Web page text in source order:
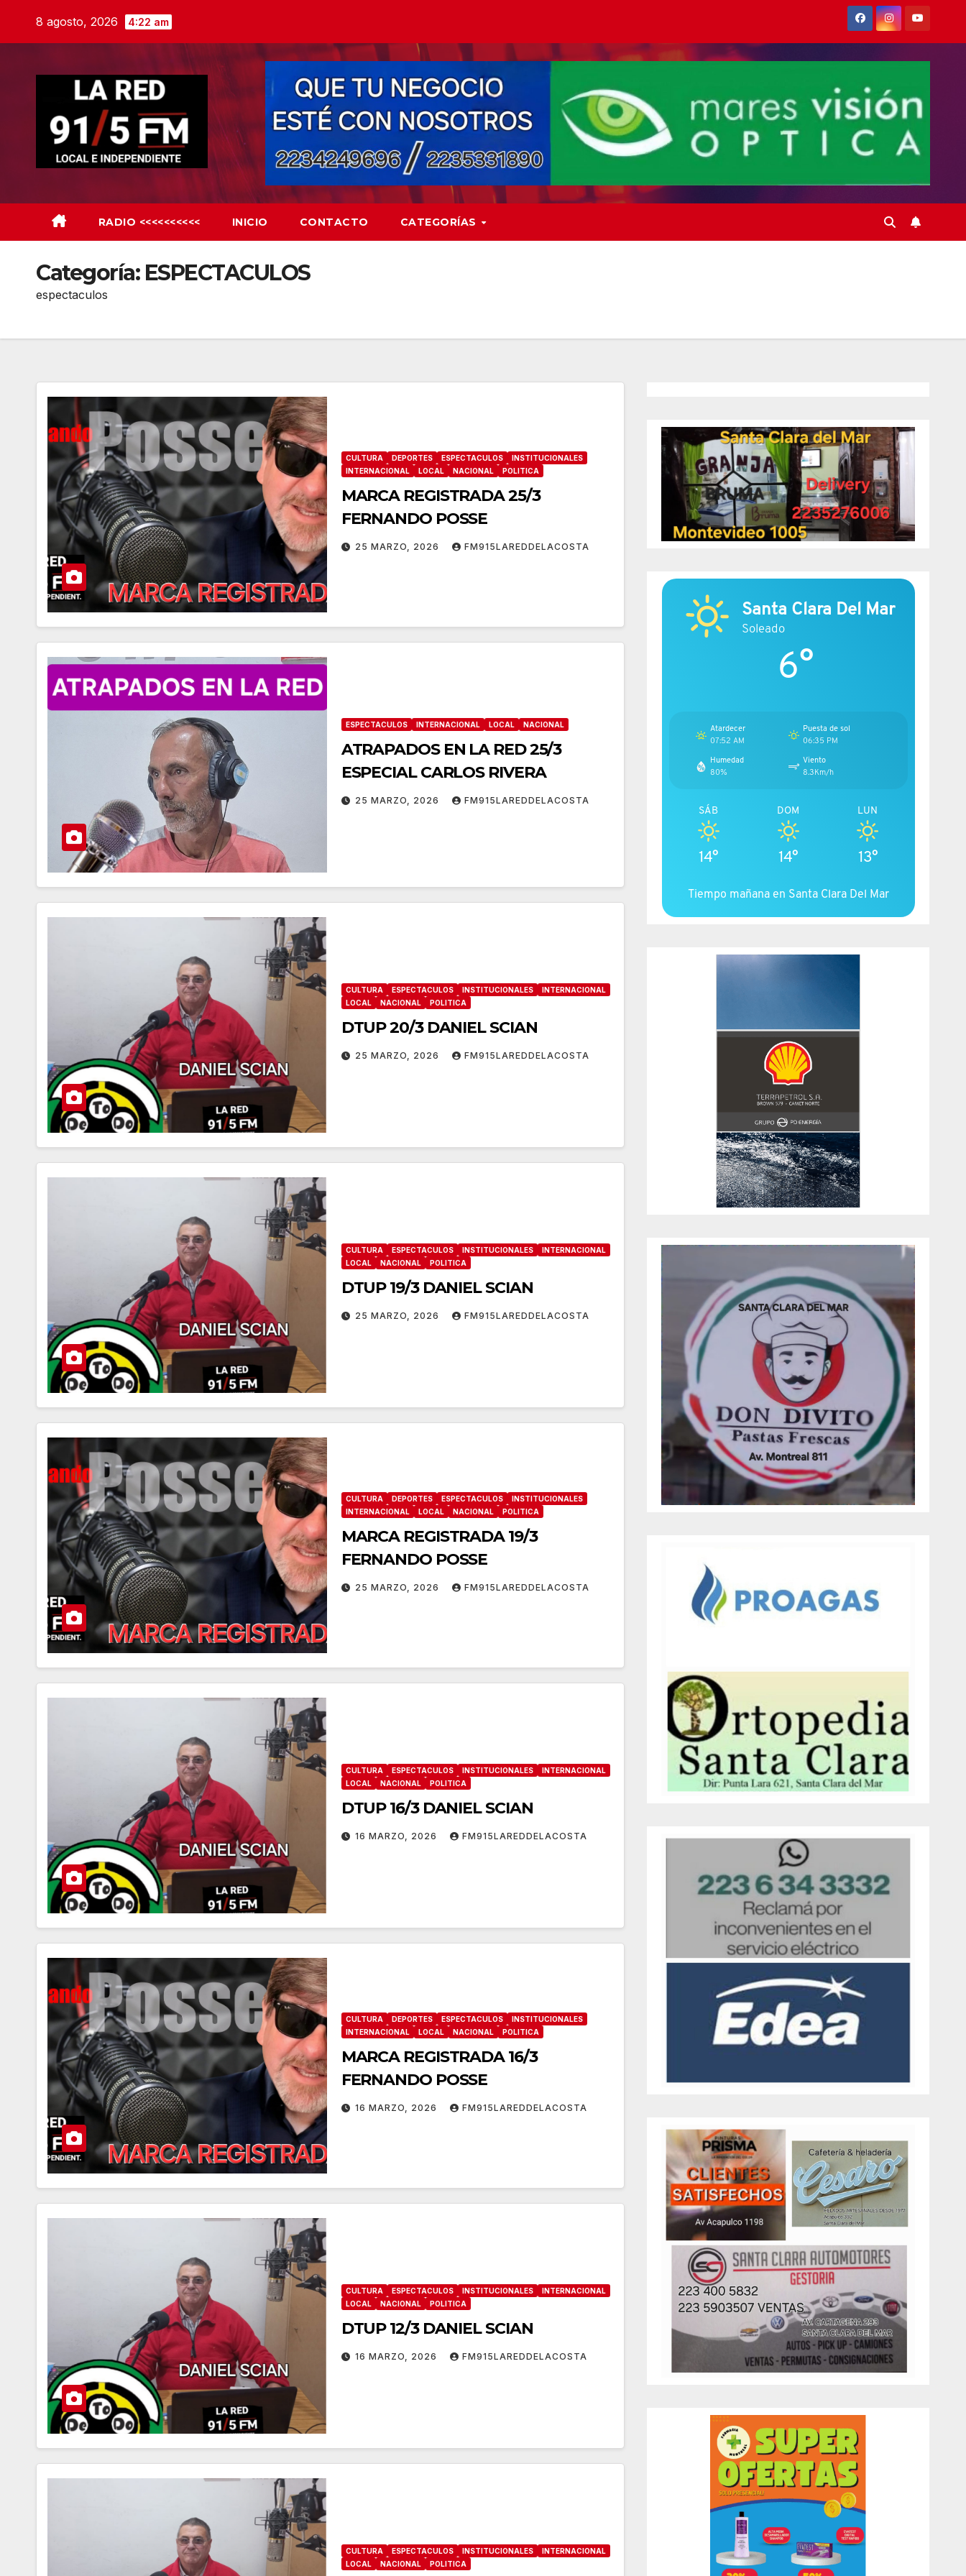
8 agosto, 2026 4:22 am
RADIO <<<<<<<<<< INICIO CONTACTO CATEGORÍAS
Categoría: ESPECTACULOS
espectaculos
CULTURA DEPORTES ESPECTACULOS
INSTITUCIONALES
INTERNACIONAL
LOCAL NACIONAL POLITICA
MARCA REGISTRADA 25/3
FERNANDO POSSE
25 MARZO, 2026 FM915LAREDDELACOSTA
ESPECTACULOS INTERNACIONAL LOCAL NACIONAL
ATRAPADOS EN LA RED 25/3
ESPECIAL CARLOS RIVERA
25 MARZO, 2026 FM915LAREDDELACOSTA
CULTURA ESPECTACULOS INSTITUCIONALES
INTERNACIONAL
LOCAL
NACIONAL POLITICA
DTUP 20/3 DANIEL SCIAN
25 MARZO, 2026 FM915LAREDDELACOSTA
CULTURA ESPECTACULOS INSTITUCIONALES
INTERNACIONAL
LOCAL
NACIONAL POLITICA
DTUP 19/3 DANIEL SCIAN
25 MARZO, 2026 FM915LAREDDELACOSTA
CULTURA DEPORTES ESPECTACULOS
INSTITUCIONALES
INTERNACIONAL
LOCAL NACIONAL POLITICA
MARCA REGISTRADA 19/3
FERNANDO POSSE
25 MARZO, 2026 FM915LAREDDELACOSTA
CULTURA ESPECTACULOS INSTITUCIONALES
INTERNACIONAL
LOCAL
NACIONAL POLITICA
DTUP 16/3 DANIEL SCIAN
16 MARZO, 2026 FM915LAREDDELACOSTA
CULTURA DEPORTES ESPECTACULOS
INSTITUCIONALES
INTERNACIONAL
LOCAL NACIONAL POLITICA
MARCA REGISTRADA 16/3
FERNANDO POSSE
16 MARZO, 2026 FM915LAREDDELACOSTA
CULTURA ESPECTACULOS INSTITUCIONALES
INTERNACIONAL
LOCAL
NACIONAL POLITICA
DTUP 12/3 DANIEL SCIAN
16 MARZO, 2026 FM915LAREDDELACOSTA
CULTURA ESPECTACULOS INSTITUCIONALES
INTERNACIONAL
LOCAL
NACIONAL POLITICA
Santa Clara Del Mar
Soleado
6°
Atardecer
07:52 AM
Puesta de sol
06:35 PM
Humedad
80%
Viento
8.3Km/h
SÁB
14°
DOM
14°
LUN
13°
Tiempo mañana en Santa Clara Del Mar